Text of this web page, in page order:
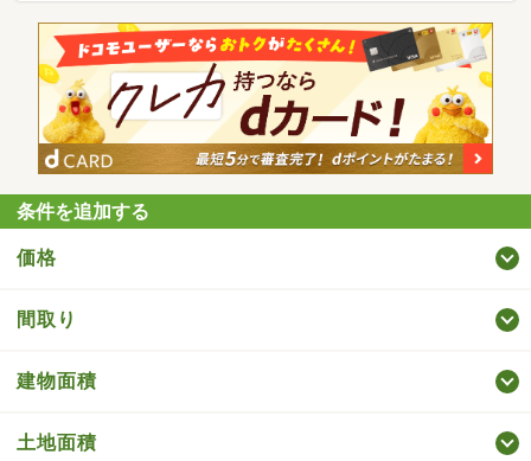
条件を追加する
価格
間取り
建物面積
土地面積